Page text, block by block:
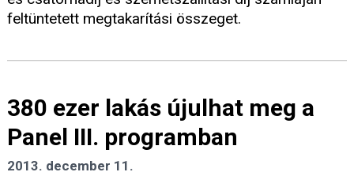
feltüntetett megtakarítási összeget.
380 ezer lakás újulhat meg a
Panel III. programban
2013. december 11.